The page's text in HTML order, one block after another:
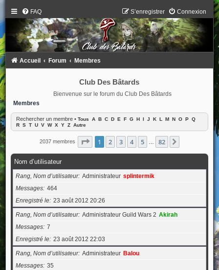
FAQ Connexion
S’enregistrer
Accueil Forum Membres
Club Des Bâtards
Bienvenue sur le forum du Club Des Bâtards
Membres
Rechercher un membre• Tous A B C D E F G H I J K L M N O P Q
R S T U V W X Y Z Autre
2037 membres Page 1sur82
1 2 3 4 5 82
Nom d’utilisateur
Rang, Nom d’utilisateur Administrateur splintermik
Messages 464
Enregistré le 23 août 2012 20:26
Rang, Nom d’utilisateur Administrateur Guild Wars 2 Akirah
Messages 7
Enregistré le 23 août 2012 22:03
Rang, Nom d’utilisateur Administrateur Balou
Messages 35